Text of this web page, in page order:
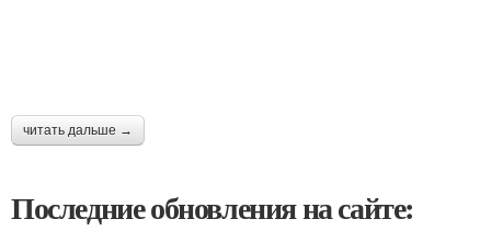
читать дальше →
Последние обновления на сайте: